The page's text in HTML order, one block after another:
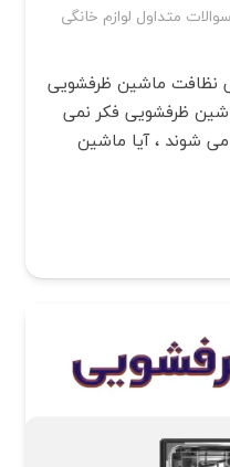
سوالات متداول لوازم خانگی
نظافت ماشین ظرفشویی
ظرفشویی فکر نمی
شوند ، آیا ماشین